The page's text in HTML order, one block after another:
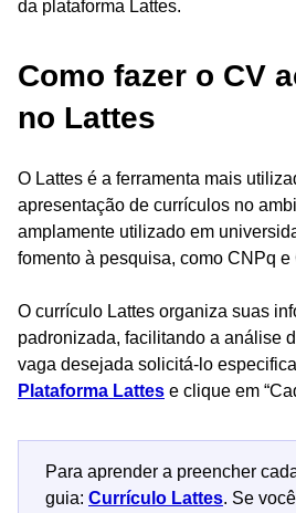
da plataforma Lattes.
Como fazer o CV
no Lattes
O Lattes é a ferramenta mais
apresentação de currículos no
amplamente utilizado em
fomento à pesquisa, como CNPq e
O currículo Lattes organiza suas
padronizada, facilitando a análise
vaga desejada solicitá-lo
Plataforma Lattes e clique em
Para aprender a preencher
guia: Currículo Lattes. Se